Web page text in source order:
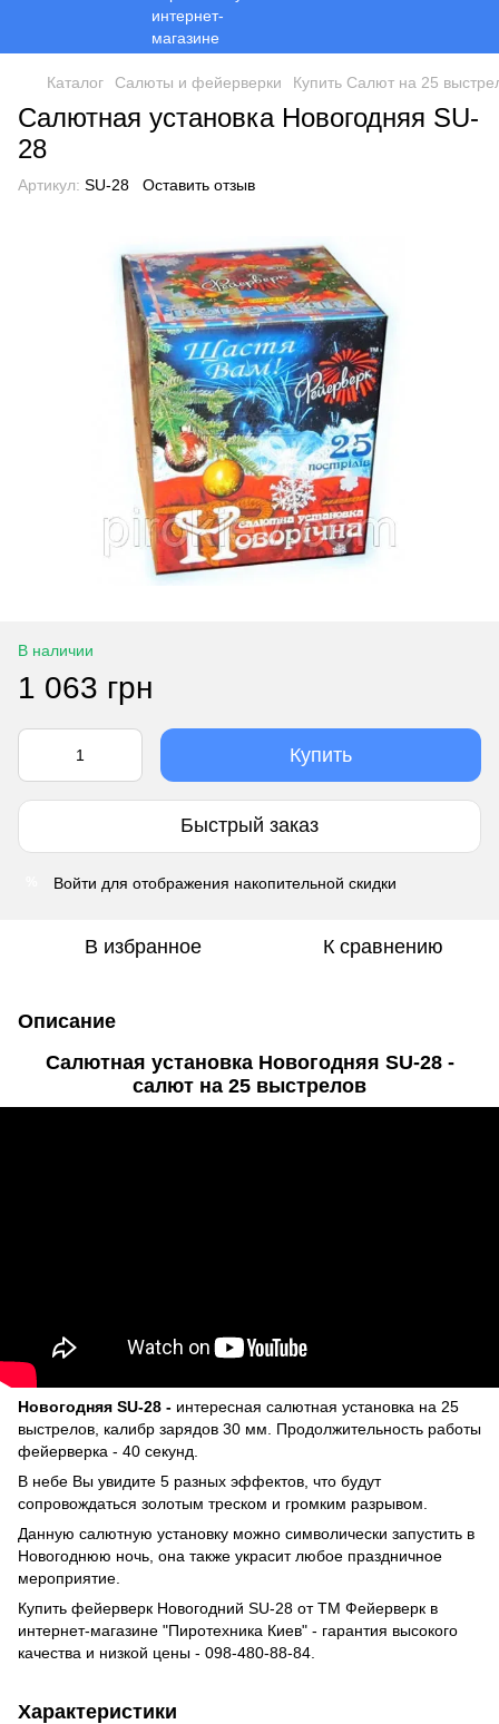
Каталог Салюты и фейерверки Купить Салют на 25
Салютная установка Новогодняя SU-
28
Артикул: SU-28 Оставить отзыв
В наличии
1 063 грн
Купить
Быстрый заказ
Войти для отображения накопительной скидки
В избранное К сравнению
Описание
Салютная установка Новогодняя SU-28 -
салют на 25 выстрелов
Новогодняя SU-28 - интересная салютная установка на 25
выстрелов, калибр зарядов 30 мм. Продолжительность работы
фейерверка - 40 секунд.
В небе Вы увидите 5 разных эффектов, что будут
сопровождаться золотым треском и громким разрывом.
Данную салютную установку можно символически запустить в
Новогоднюю ночь, она также украсит любое праздничное
мероприятие.
Купить фейерверк Новогодний SU-28 от ТМ Фейерверк в
интернет-магазине "Пиротехника Киев" - гарантия высокого
качества и низкой цены - 098-480-88-84.
Характеристики